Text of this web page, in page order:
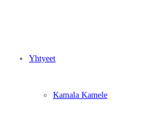
Yhtyeet
Kamala Kamele